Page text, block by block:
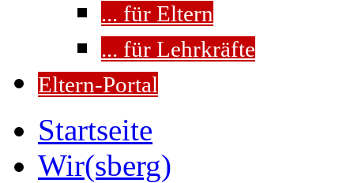
... für Eltern
... für Lehrkräfte
Eltern-Portal
Startseite
Wir(sberg)